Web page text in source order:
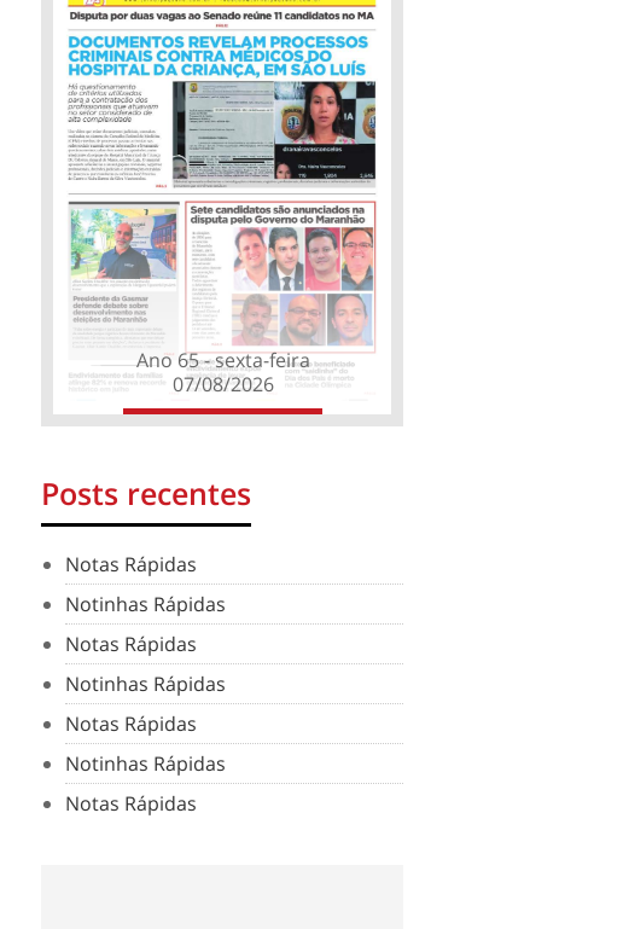
Ano 65 - sexta-feira
07/08/2026
Posts recentes
Notas Rápidas
Notinhas Rápidas
Notas Rápidas
Notinhas Rápidas
Notas Rápidas
Notinhas Rápidas
Notas Rápidas